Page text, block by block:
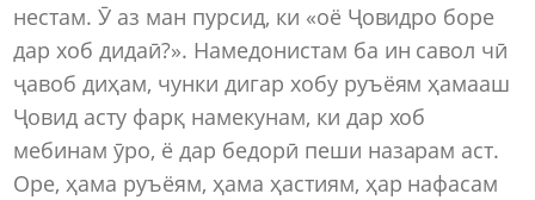
нестам. Ӯ аз ман пурсид, ки «оё Ҷовидро боре
дар хоб дидаӣ?». Намедонистам ба ин савол чӣ
ҷавоб диҳам, чунки дигар хобу руъёям ҳамааш
Ҷовид асту фарқ намекунам, ки дар хоб
мебинам ӯро, ё дар бедорӣ пеши назарам аст.
Оре, ҳама руъёям, ҳама ҳастиям, ҳар нафасам